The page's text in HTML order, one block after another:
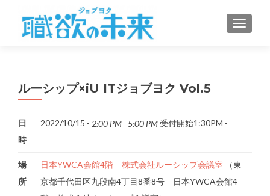
ナビゲ
ルーシップ×iU ITジョブヨク Vol.5
日
時
2022/10/15 - 2:00 PM - 5:00 PM受付開始1:30PM -
場
所
日本YWCA会館4階 株式会社ルーシップ会議室 （東
京都千代田区九段南4丁目8番8号 日本YWCA会館4